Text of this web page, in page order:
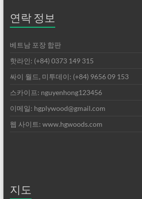
연락 정보
베트남 포장 합판
핫라인: (+84) 0373 149 315
싸이 월드, 미투데이: (+84) 9656 09 153
스카이프: nguyenhong123456
이메일: hgplywood@gmail.com
웹 사이트: www.hgwoods.com
지도